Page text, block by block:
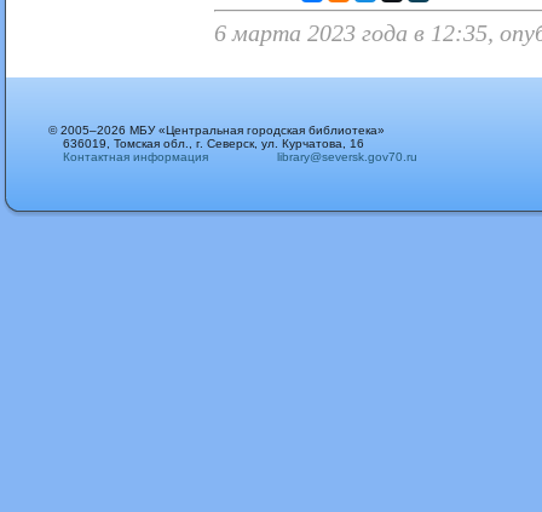
6 марта 2023 года в 12:35,
© 2005–2026 МБУ «Центральная городская библиотека»
636019, Томская обл., г. Северск, ул. Курчатова, 16
Контактная информация
library@seversk.gov70.ru